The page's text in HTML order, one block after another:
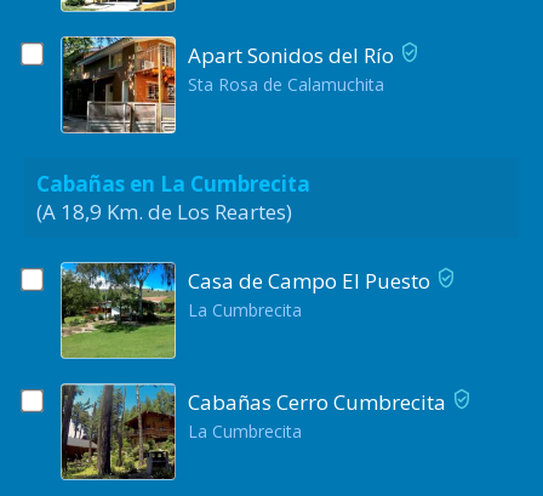
Apart Sonidos del Río
Sta Rosa de Calamuchita
Cabañas en La Cumbrecita
(A 18,9 Km. de Los Reartes)
Casa de Campo El Puesto
La Cumbrecita
Cabañas Cerro Cumbrecita
La Cumbrecita